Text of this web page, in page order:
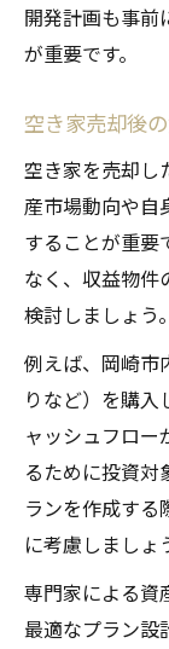
開発計画も事前
が重要です。
空き家売却後
空き家を売却し
産市場動向や自
することが重要
なく、収益物件
検討しましょう。
例えば、岡崎市
りなど）を購
ャッシュフロー
るために投資対
ランを作成す
に考慮しましょ
専門家による資
最適なプラン設